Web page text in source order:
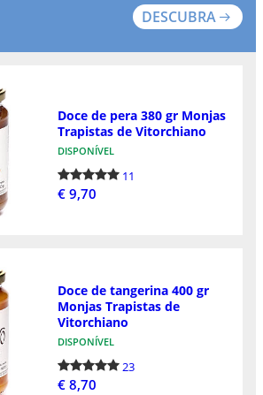
DESCUBRA
Doce de pera 380 gr Monjas
Trapistas de Vitorchiano
DISPONÍVEL
11
€ 9,70
Doce de tangerina 400 gr
Monjas Trapistas de
Vitorchiano
DISPONÍVEL
23
€ 8,70